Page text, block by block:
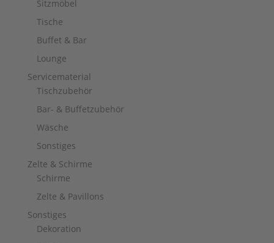
Sitzmöbel
Tische
Buffet & Bar
Lounge
Servicematerial
Tischzubehör
Bar- & Buffetzubehör
Wäsche
Sonstiges
Zelte & Schirme
Schirme
Zelte & Pavillons
Sonstiges
Dekoration